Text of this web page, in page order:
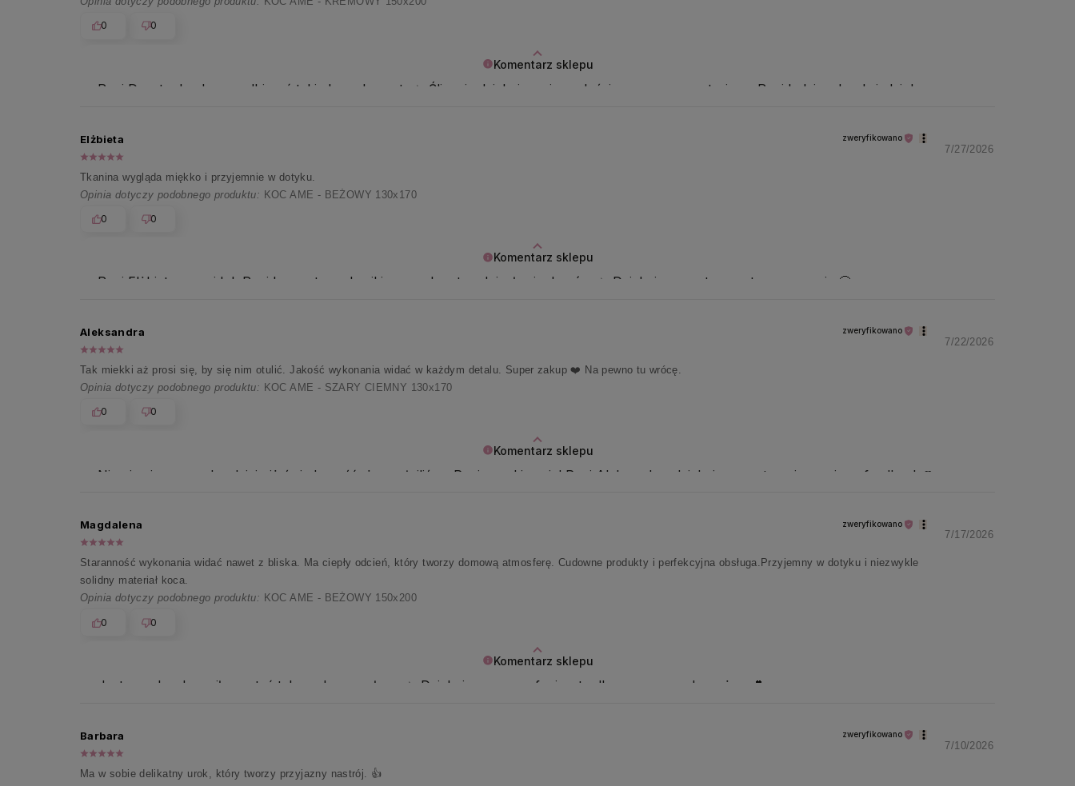
Komentarz sklepu
Pani Doroto, kochamy odbierać takie komplementy ✨ Ślicznie dziękujemy i z radością w sercu wypatrujemy Pani kolejnych odwiedzin!
0 0
Komentarz sklepu
Pani Elżbieto, na widok Pani komentarza kąciki naszych ust podniosły się do góry ✨ Dziękujemy za te pozytywne emocje 🤗
Elżbieta zweryfikowano
Tkanina wygląda miękko i przyjemnie w dotyku.
Opinia dotyczy podobnego produktu: KOC AME - BEŻOWY 130x170
7/27/2026
0 0
Komentarz sklepu
Nic nie cieszy nas bardziej niż świadomość, że spełniliśmy Pani oczekiwania! Pani Aleksandro, dziękujemy za ten nieoceniony feedback ❣️
Aleksandra zweryfikowano
Tak miekki aż prosi się, by się nim otulić. Jakość wykonania widać w każdym detalu. Super zakup ❤️ Na pewno tu wrócę.
Opinia dotyczy podobnego produktu: KOC AME - SZARY CIEMNY 130x170
7/22/2026
0 0
Komentarz sklepu
Jest nam bardzo miło czytać tak serdeczne słowa ✨ Dziękujemy za zaufanie - to dla nas naprawdę ważne 💕
Magdalena zweryfikowano
Staranność wykonania widać nawet z bliska. Ma ciepły odcień, który tworzy domową atmosferę. Cudowne produkty i perfekcyjna obsługa.Przyjemny w dotyku i niezwykle
solidny materiał koca.
Opinia dotyczy podobnego produktu: KOC AME - BEŻOWY 150x200
7/17/2026
0 0
Barbara zweryfikowano
Ma w sobie delikatny urok, który tworzy przyjazny nastrój. 👍️
7/10/2026